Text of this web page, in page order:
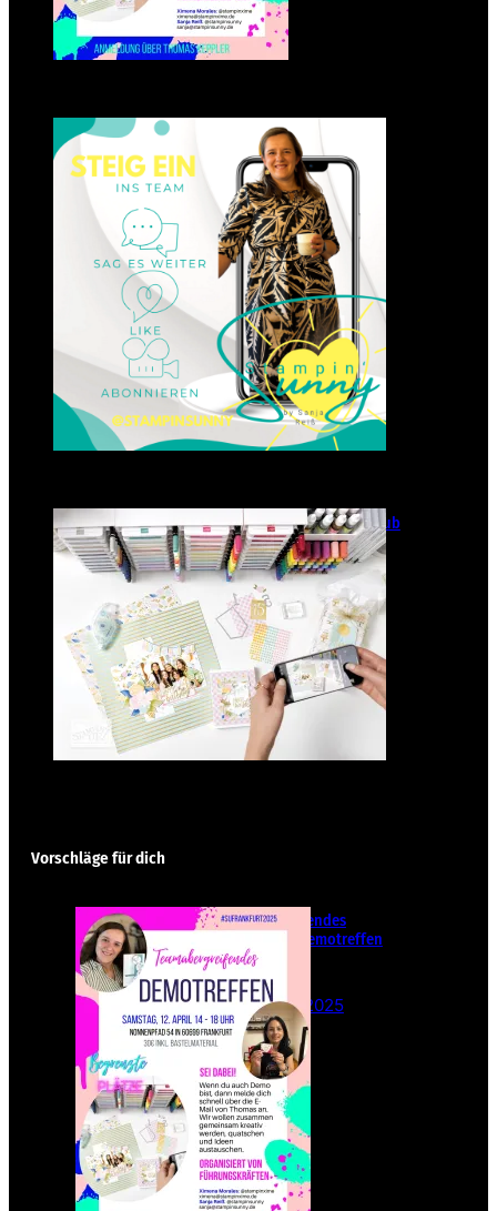
Einsteigen 2025 im Team
Stampin‘ Sunny
23. Januar 2025
GANZ NEU: Scrapbooking Club
2025
21. Januar 2025
Vorschläge für dich
Teamübergreifendes
Stampin‘ Up! Demotreffen
– Sei dabei!
26. Februar 2025